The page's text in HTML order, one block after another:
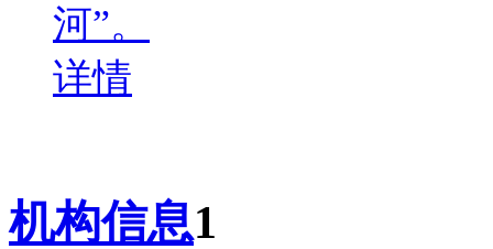
河”。
详情
机构信息1